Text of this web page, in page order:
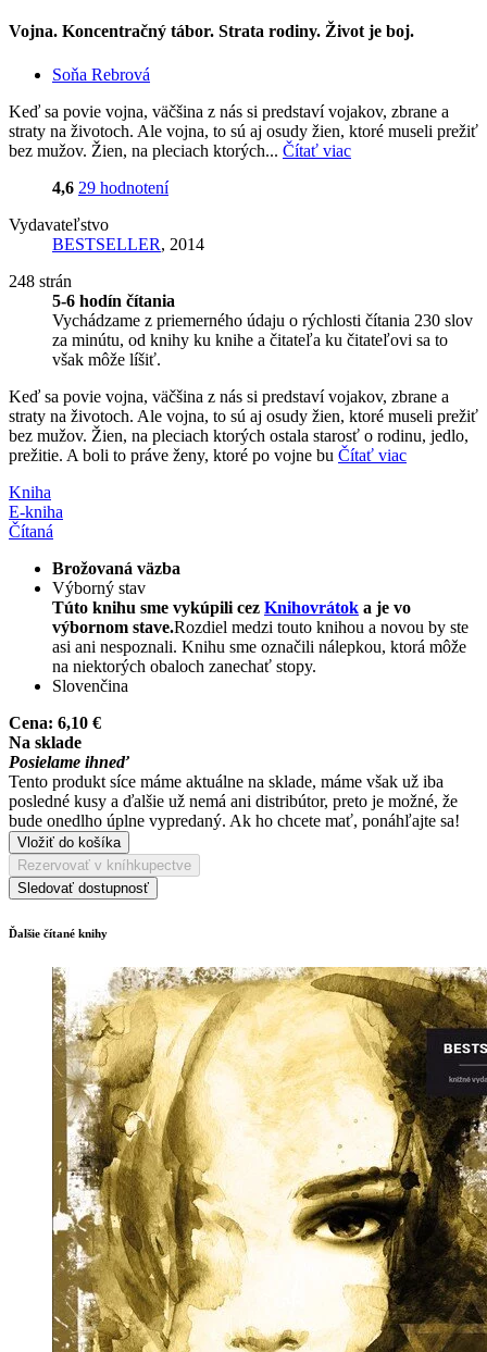
Vojna. Koncentračný tábor. Strata rodiny. Život je boj.
Soňa Rebrová
Keď sa povie vojna, väčšina z nás si predstaví vojakov, zbrane a
straty na životoch. Ale vojna, to sú aj osudy žien, ktoré museli prežiť
bez mužov. Žien, na pleciach ktorých... Čítať viac
4,6 29 hodnotení
Vydavateľstvo
BESTSELLER, 2014
248 strán
5-6 hodín čítania
Vychádzame z priemerného údaju o rýchlosti čítania 230 slov
za minútu, od knihy ku knihe a čitateľa ku čitateľovi sa to
však môže líšiť.
Keď sa povie vojna, väčšina z nás si predstaví vojakov, zbrane a
straty na životoch. Ale vojna, to sú aj osudy žien, ktoré museli prežiť
bez mužov. Žien, na pleciach ktorých ostala starosť o rodinu, jedlo,
prežitie. A boli to práve ženy, ktoré po vojne bu Čítať viac
Kniha
E-kniha
Čítaná
Brožovaná väzba
Výborný stav
Túto knihu sme vykúpili cez Knihovrátok a je vo
výbornom stave.Rozdiel medzi touto knihou a novou by ste
asi ani nespoznali. Knihu sme označili nálepkou, ktorá môže
na niektorých obaloch zanechať stopy.
Slovenčina
Cena: 6,10 €
Na sklade
Posielame ihneď
Tento produkt síce máme aktuálne na sklade, máme však už iba
posledné kusy a ďalšie už nemá ani distribútor, preto je možné, že
bude onedlho úplne vypredaný. Ak ho chcete mať, ponáhľajte sa!
Vložiť do košíka
Rezervovať v kníhkupectve
Sledovať dostupnosť
Ďalšie čítané knihy